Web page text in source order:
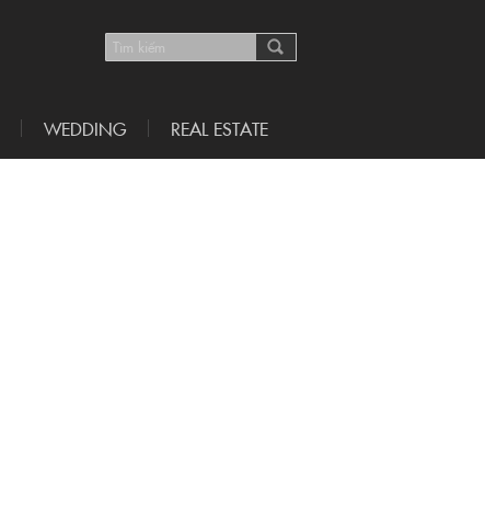
WEDDING REAL ESTATE